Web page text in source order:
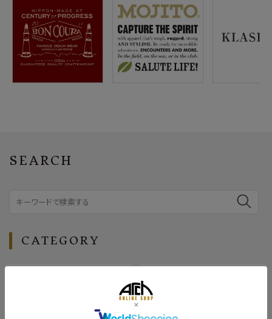
meeting_room ログイン 会員登録
SEARCH
CATEGORY
ボトムス